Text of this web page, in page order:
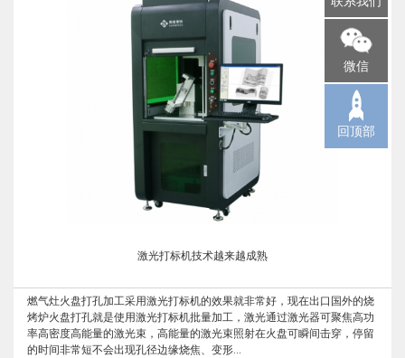
激光打标机技术越来越成熟
燃气灶火盘打孔加工采用激光打标机的效果就非常好，现在出口国外的烧
烤炉火盘打孔就是使用激光打标机批量加工，激光通过激光器可聚焦高功
率高密度高能量的激光束，高能量的激光束照射在火盘可瞬间击穿，停留
的时间非常短不会出现孔径边缘烧焦、变形...
微信
回顶部